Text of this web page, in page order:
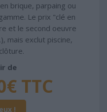
brique, parpaing ou
Le prix "clé en
et le second oeuvre
mais exclut piscine,
de
TTC
!